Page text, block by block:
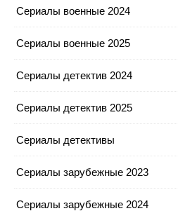
Сериалы военные 2024
Сериалы военные 2025
Сериалы детектив 2024
Сериалы детектив 2025
Сериалы детективы
Сериалы зарубежные 2023
Сериалы зарубежные 2024